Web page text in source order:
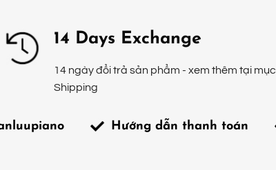
14 Days Exchange
14 ngày đổi trả sản phẩm - xem thêm tại mục
Shipping
Hướng dẫn thanh toán